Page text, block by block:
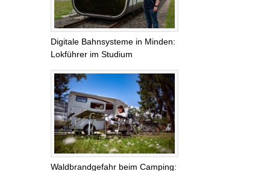
Digitale Bahnsysteme in Minden:
Lokführer im Studium
Waldbrandgefahr beim Camping: